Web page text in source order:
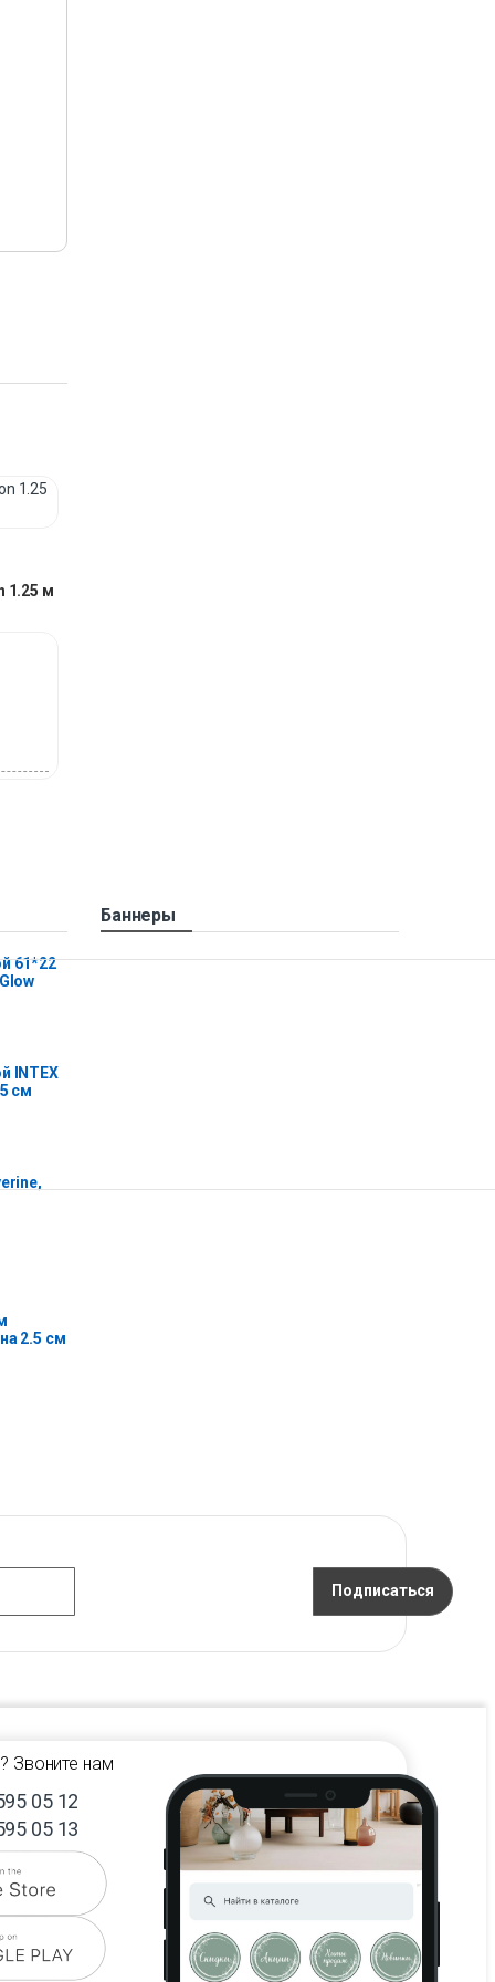
1.25 м
61*22
INTEX
см
2.5 см
Баннеры
Подписаться
Звоните нам
05 12
05 13